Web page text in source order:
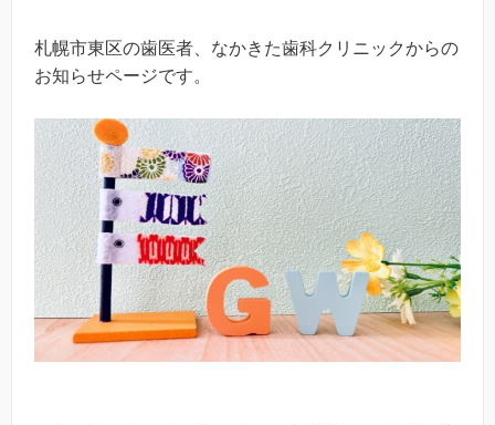
札幌市東区の歯医者、なかきた歯科クリニックからの
お知らせページです。